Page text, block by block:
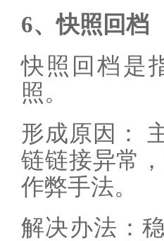
6、快照回档
快照回档是
照。
形成原因：
链链接异常
作弊手法。
解决办法：